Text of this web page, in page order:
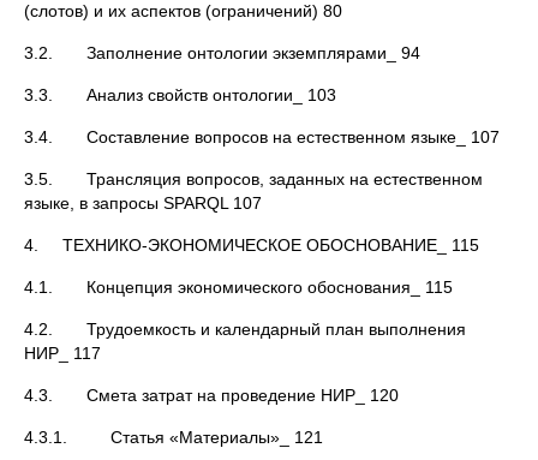
(слотов) и их аспектов (ограничений) 80
3.2. Заполнение онтологии экземплярами_ 94
3.3. Анализ свойств онтологии_ 103
3.4. Составление вопросов на естественном языке_ 107
3.5. Трансляция вопросов, заданных на естественном
языке, в запросы SPARQL 107
4. ТЕХНИКО-ЭКОНОМИЧЕСКОЕ ОБОСНОВАНИЕ_ 115
4.1. Концепция экономического обоснования_ 115
4.2. Трудоемкость и календарный план выполнения
НИР_ 117
4.3. Cмета затрат на проведение НИР_ 120
4.3.1. Статья «Материалы»_ 121